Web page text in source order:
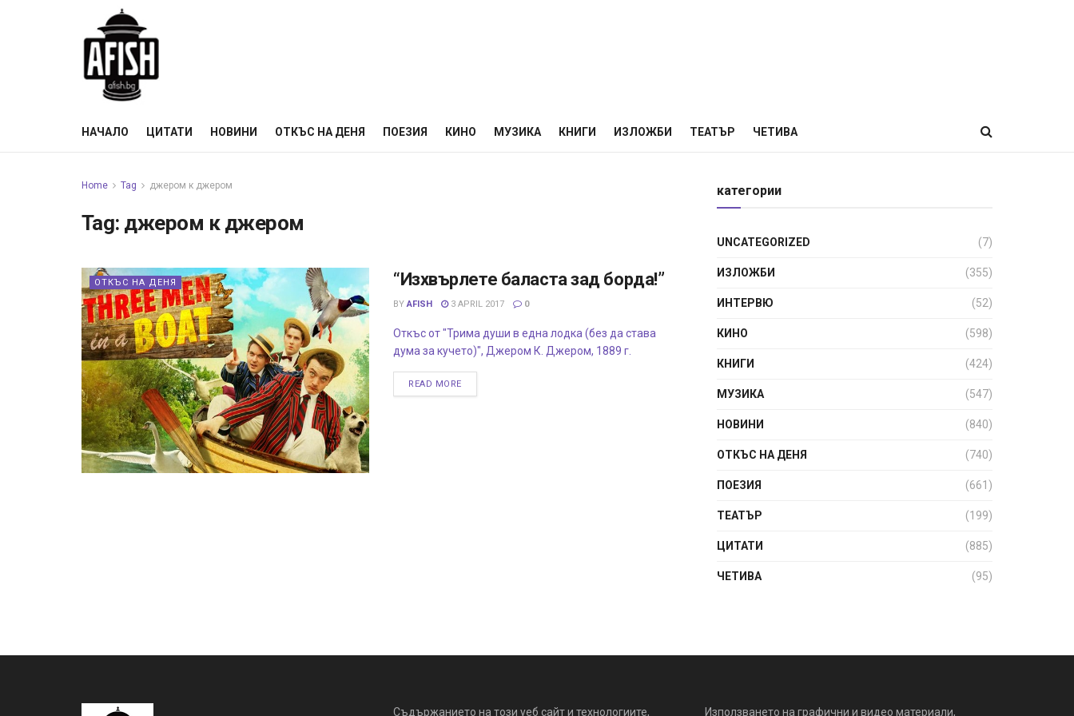
НАЧАЛО ЦИТАТИ НОВИНИ ОТКЪС НА ДЕНЯ ПОЕЗИЯ КИНО МУЗИКА КНИГИ ИЗЛОЖБИ ТЕАТЪР ЧЕТИВА
Home Tag джером к джером
Tag: джером к джером
ОТКЪС НА ДЕНЯ “Изхвърлете баласта зад борда!”
BY AFISH 3 APRIL 2017 0
Откъс от "Трима души в една лодка (без да става
дума за кучето)", Джером К. Джером, 1889 г.
READ MORE
категории
UNCATEGORIZED (7)
ИЗЛОЖБИ (355)
ИНТЕРВЮ (52)
КИНО (598)
КНИГИ (424)
МУЗИКА (547)
НОВИНИ (840)
ОТКЪС НА ДЕНЯ (740)
ПОЕЗИЯ (661)
ТЕАТЪР (199)
ЦИТАТИ (885)
ЧЕТИВА (95)
Съдържанието на този уеб сайт и технологиите, Използването на графични и видео материали,